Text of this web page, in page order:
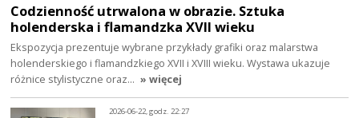
Codzienność utrwalona w obrazie. Sztuka
holenderska i flamandzka XVII wieku
Ekspozycja prezentuje wybrane przykłady grafiki oraz malarstwa
holenderskiego i flamandzkiego XVII i XVIII wieku. Wystawa ukazuje
różnice stylistyczne oraz… » więcej
2026-06-22, godz. 22:27